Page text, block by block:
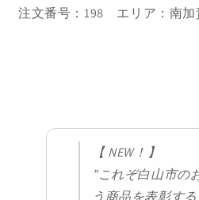
注文番号：198 エリア：南
【 NEW！】
”これぞ白山市の
う商品を表彰す